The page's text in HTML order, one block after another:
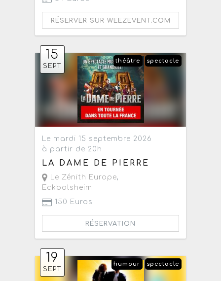
RÉSERVER SUR WEEZEVENT.COM
15
SEPT
spectacle
théâtre
Le mardi 15 septembre 2026
à partir de 20h
LA DAME DE PIERRE
Le Zénith Europe,
Eckbolsheim
150 Euros
RÉSERVATION
19
SEPT
spectacle
humour